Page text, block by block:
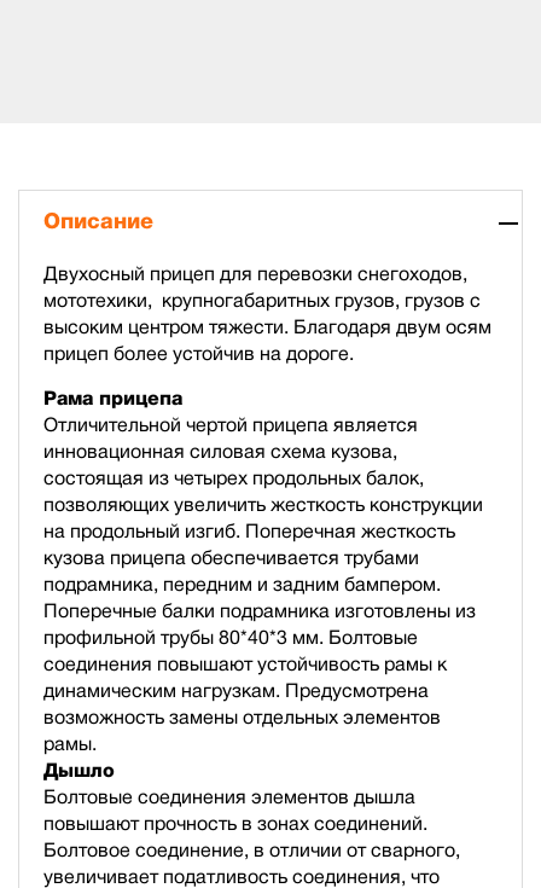
Описание
Двухосный прицеп для перевозки снегоходов,
мототехики, крупногабаритных грузов, грузов с
высоким центром тяжести. Благодаря двум осям
прицеп более устойчив на дороге.
Рама прицепа
Отличительной чертой прицепа является
инновационная силовая схема кузова,
состоящая из четырех продольных балок,
позволяющих увеличить жесткость конструкции
на продольный изгиб. Поперечная жесткость
кузова прицепа обеспечивается трубами
подрамника, передним и задним бампером.
Поперечные балки подрамника изготовлены из
профильной трубы 80*40*3 мм. Болтовые
соединения повышают устойчивость рамы к
динамическим нагрузкам. Предусмотрена
возможность замены отдельных элементов
рамы.
Дышло
Болтовые соединения элементов дышла
повышают прочность в зонах соединений.
Болтовое соединение, в отличии от сварного,
увеличивает податливость соединения, что